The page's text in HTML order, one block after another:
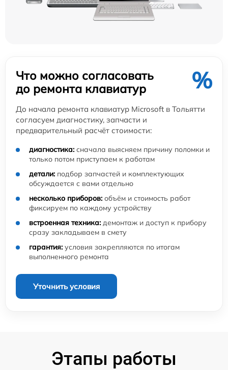
Что можно согласовать
до ремонта клавиатур
%
До начала ремонта клавиатур Microsoft в Тольятти
согласуем диагностику, запчасти и
предварительный расчёт стоимости:
диагностика: сначала выясняем причину поломки и
только потом приступаем к работам
детали: подбор запчастей и комплектующих
обсуждается с вами отдельно
несколько приборов: объём и стоимость работ
фиксируем по каждому устройству
встроенная техника: демонтаж и доступ к прибору
сразу закладываем в смету
гарантия: условия закрепляются по итогам
выполненного ремонта
Уточнить условия
Этапы работы